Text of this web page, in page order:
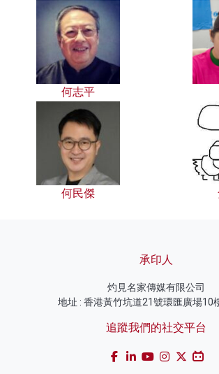
何志平
何民傑
承印人
灼見名家傳媒有限公司
地址 : 香港黃竹坑道21號環匯廣場10
追蹤我們的社交平台